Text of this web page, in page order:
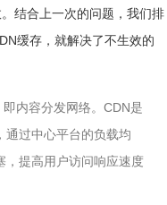
结合上一次的问题，我们排
缓存，就解决了不生效的
内容分发网络。CDN是
通过中心平台的负载均
，提高用户访问响应速度